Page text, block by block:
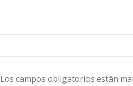
Los campos obligatorios están